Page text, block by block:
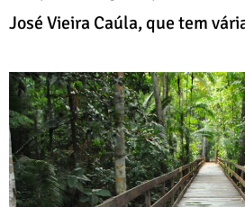
José Vieira Caúla, que tem